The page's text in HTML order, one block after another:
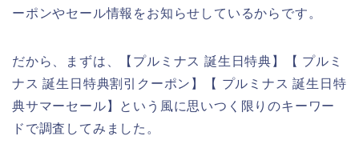
ーポンやセール情報をお知らせしているからです。
だから、まずは、【プルミナス 誕生日特典】【 プルミ
ナス 誕生日特典割引クーポン】【 プルミナス 誕生日特
典サマーセール】という風に思いつく限りのキーワー
ドで調査してみました。